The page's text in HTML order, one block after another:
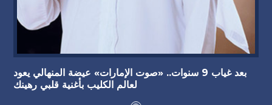
بعد غياب 9 سنوات.. «صوت الإمارات» عيضة المنهالي يعود
لعالم الكليب بأغنية قلبي رهينك